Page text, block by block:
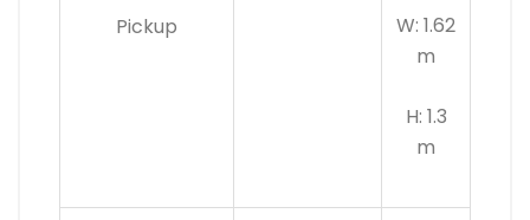
Pickup
W: 1.62
m
H: 1.3
m